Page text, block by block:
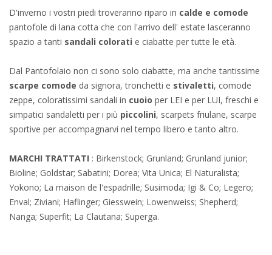
D'inverno i vostri piedi troveranno riparo in calde e comode
pantofole di lana cotta che con l'arrivo dell' estate lasceranno
spazio a tanti sandali colorati e ciabatte per tutte le età.
Dal Pantofolaio non ci sono solo ciabatte, ma anche tantissime
scarpe comode da signora, tronchetti e stivaletti, comode
zeppe, coloratissimi sandali in cuoio per LEI e per LUI, freschi e
simpatici sandaletti per i più piccolini, scarpets friulane, scarpe
sportive per accompagnarvi nel tempo libero e tanto altro.
MARCHI TRATTATI : Birkenstock; Grunland; Grunland junior;
Bioline; Goldstar; Sabatini; Dorea; Vita Unica; El Naturalista;
Yokono; La maison de l'espadrille; Susimoda; Igi & Co; Legero;
Enval; Ziviani; Haflinger; Giesswein; Lowenweiss; Shepherd;
Nanga; Superfit; La Clautana; Superga.